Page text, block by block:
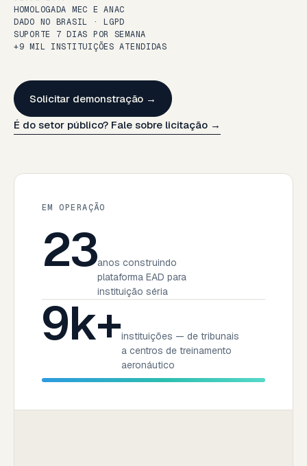
HOMOLOGADA MEC E ANAC
DADO NO BRASIL · LGPD
SUPORTE 7 DIAS POR SEMANA
+9 MIL INSTITUIÇÕES ATENDIDAS
Solicitar demonstração →
É do setor público? Fale sobre licitação →
EM OPERAÇÃO
23anos construindo
plataforma EAD para
instituição séria
9k+instituições — de tribunais
a centros de treinamento
aeronáutico